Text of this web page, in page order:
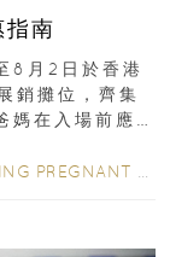
南
8月2日於香港
銷攤位，齊集
媽在入場前應
PREGNANT